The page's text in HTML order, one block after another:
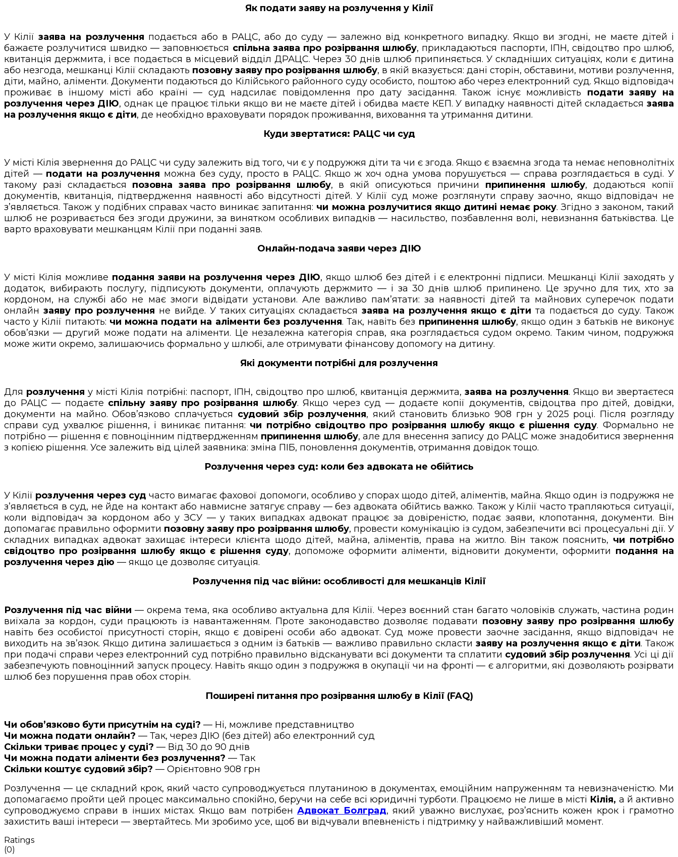
Як подати заяву на розлучення у Кілії
У Кіліїзаява на розлучення подається або в РАЦС, або до суду — залежно від конкретного випадку. Якщо ви згодні, не маєте дітей і
бажаєте розлучитися швидко — заповнюється спільна заява про розірвання шлюбу, прикладаються паспорти, ІПН, свідоцтво про шлюб,
квитанція держмита, і все подається в місцевий відділ ДРАЦС. Через 30 днів шлюб припиняється. У складніших ситуаціях, коли є дитина
або незгода, мешканці Кілії складають позовну заяву про розірвання шлюбу, в якій вказується: дані сторін, обставини, мотиви розлучення,
діти, майно, аліменти. Документи подаються до Кілійського районного суду особисто, поштою або через електронний суд. Якщо відповідач
проживає в іншому місті або країні — суд надсилає повідомлення про дату засідання. Також існує можливість подати заяву на
розлучення через ДІЮ, однак це працює тільки якщо ви не маєте дітей і обидва маєте КЕП. У випадку наявності дітей складаєтьсязаява
на розлучення якщо є діти, де необхідно враховувати порядок проживання, виховання та утримання дитини.
Куди звертатися: РАЦС чи суд
У місті Кілія звернення до РАЦС чи суду залежить від того, чи є у подружжя діти та чи є згода. Якщо є взаємна згода та немає неповнолітніх
дітей — подати на розлучення можна без суду, просто в РАЦС. Якщо ж хоч одна умова порушується — справа розглядається в суді. У
такому разі складається позовна заява про розірвання шлюбу, в якій описуються причини припинення шлюбу, додаються копії
документів, квитанція, підтвердження наявності або відсутності дітей. У Кілії суд може розглянути справу заочно, якщо відповідач не
з’являється. Також у подібних справах часто виникає запитання: чи можна розлучитися якщо дитині немає року. Згідно з законом, такий
шлюб не розривається без згоди дружини, за винятком особливих випадків — насильство, позбавлення волі, невизнання батьківства. Це
варто враховувати мешканцям Кілії при поданні заяв.
Онлайн-подача заяви через ДІЮ
У місті Кілія можливе подання заяви на розлучення через ДІЮ, якщо шлюб без дітей і є електронні підписи. Мешканці Кілії заходять у
додаток, вибирають послугу, підписують документи, оплачують держмито — і за 30 днів шлюб припинено. Це зручно для тих, хто за
кордоном, на службі або не має змоги відвідати установи. Але важливо пам’ятати: за наявності дітей та майнових суперечок подати
онлайн заяву про розлучення не вийде. У таких ситуаціях складаєтьсязаява на розлучення якщо є діти та подається до суду. Також
часто у Кілії питають: чи можна подати на аліменти без розлучення. Так, навіть без припинення шлюбу, якщо один з батьків не виконує
обов’язки — другий може подати на аліменти. Це незалежна категорія справ, яка розглядається судом окремо. Таким чином, подружжя
може жити окремо, залишаючись формально у шлюбі, але отримувати фінансову допомогу на дитину.
Які документи потрібні для розлучення
Для розлучення у місті Кілія потрібні: паспорт, ІПН, свідоцтво про шлюб, квитанція держмита,заява на розлучення. Якщо ви звертаєтеся
до РАЦС — подаєте спільну заяву про розірвання шлюбу. Якщо через суд — додаєте копії документів, свідоцтва про дітей, довідки,
документи на майно. Обов’язково сплачується судовий збір розлучення, який становить близько 908 грн у 2025 році. Після розгляду
справи суд ухвалює рішення, і виникає питання: чи потрібно свідоцтво про розірвання шлюбу якщо є рішення суду. Формально не
потрібно — рішення є повноцінним підтвердженням припинення шлюбу, але для внесення запису до РАЦС може знадобитися звернення
з копією рішення. Усе залежить від цілей заявника: зміна ПІБ, поновлення документів, отримання довідок тощо.
Розлучення через суд: коли без адвоката не обійтись
У Кілії розлучення через суд часто вимагає фахової допомоги, особливо у спорах щодо дітей, аліментів, майна. Якщо один із подружжя не
з’являється в суд, не йде на контакт або навмисне затягує справу — без адвоката обійтись важко. Також у Кілії часто трапляються ситуації,
коли відповідач за кордоном або у ЗСУ — у таких випадках адвокат працює за довіреністю, подає заяви, клопотання, документи. Він
допомагає правильно оформити позовну заяву про розірвання шлюбу, провести комунікацію із судом, забезпечити всі процесуальні дії. У
складних випадках адвокат захищає інтереси клієнта щодо дітей, майна, аліментів, права на житло. Він також пояснить, чи потрібно
свідоцтво про розірвання шлюбу якщо є рішення суду, допоможе оформити аліменти, відновити документи, оформити подання на
розлучення через дію — якщо це дозволяє ситуація.
Розлучення під час війни: особливості для мешканців Кілії
Розлучення під час війни — окрема тема, яка особливо актуальна для Кілії. Через воєнний стан багато чоловіків служать, частина родин
виїхала за кордон, суди працюють із навантаженням. Проте законодавство дозволяє подавати позовну заяву про розірвання шлюбу
навіть без особистої присутності сторін, якщо є довірені особи або адвокат. Суд може провести заочне засідання, якщо відповідач не
виходить на зв’язок. Якщо дитина залишається з одним із батьків — важливо правильно скласти заяву на розлучення якщо є діти. Також
при подачі справи через електронний суд потрібно правильно відсканувати всі документи та сплатити судовий збір розлучення. Усі ці дії
забезпечують повноцінний запуск процесу. Навіть якщо один з подружжя в окупації чи на фронті — є алгоритми, які дозволяють розірвати
шлюб без порушення прав обох сторін.
Поширені питання про розірвання шлюбу в Кілії (FAQ)
Чи обов’язково бути присутнім на суді? — Ні, можливе представництво
Чи можна подати онлайн? — Так, через ДІЮ (без дітей) або електронний суд
Скільки триває процес у суді? — Від 30 до 90 днів
Чи можна подати аліменти без розлучення? — Так
Скільки коштує судовий збір? — Орієнтовно 908 грн
Розлучення — це складний крок, який часто супроводжується плутаниною в документах, емоційним напруженням та невизначеністю. Ми
допомагаємо пройти цей процес максимально спокійно, беручи на себе всі юридичні турботи. Працюємо не лише в місті Кілія, а й активно
супроводжуємо справи в інших містах. Якщо вам потрібен Адвокат Болград, який уважно вислухає, роз’яснить кожен крок і грамотно
захистить ваші інтереси — звертайтесь. Ми зробимо усе, щоб ви відчували впевненість і підтримку у найважливіший момент.
Ratings
(0)